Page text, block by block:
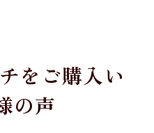
をご購入い
の声